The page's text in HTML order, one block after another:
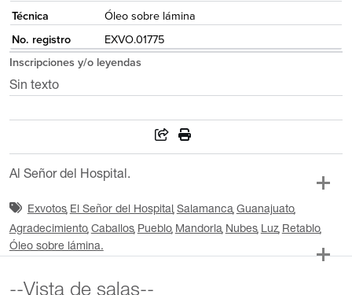
Técnica
Óleo sobre lámina
No. registro
EXVO.01775
Inscripciones y/o leyendas
Sin texto
Al Señor del Hospital.
Exvotos El Señor del Hospital Salamanca Guanajuato
Agradecimiento Caballos Pueblo Mandorla Nubes Luz Retablo
Óleo sobre lámina.